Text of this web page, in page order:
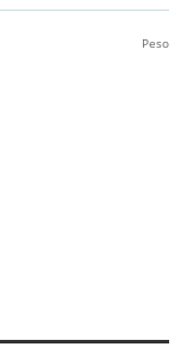
Peso